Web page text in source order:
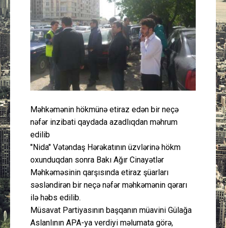
Güney Azərbaycan
Mədəniyyət
Müsahibə
İdman
Layihə
Cəmiyyət
Peşə etikası
Məhkəmənin hökmünə etiraz edən bir neçə
nəfər inzibati qaydada azadlıqdan məhrum
edilib
"Nida" Vətəndaş Hərəkatının üzvlərinə hökm
oxunduqdan sonra Bakı Ağır Cinayətlər
Məhkəməsinin qarşısında etiraz şüarları
səsləndirən bir neçə nəfər məhkəmənin qərarı
ilə həbs edilib.
Müsavat Partiyasının başqanın müavini Gülağa
Aslanlının APA-ya verdiyi məlumata görə,